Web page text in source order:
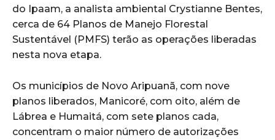
do Ipaam, a analista ambiental Crystianne Bentes,
cerca de 64 Planos de Manejo Florestal
Sustentável (PMFS) terão as operações liberadas
nesta nova etapa.
Os municípios de Novo Aripuanã, com nove
planos liberados, Manicoré, com oito, além de
Lábrea e Humaitá, com sete planos cada,
concentram o maior número de autorizações